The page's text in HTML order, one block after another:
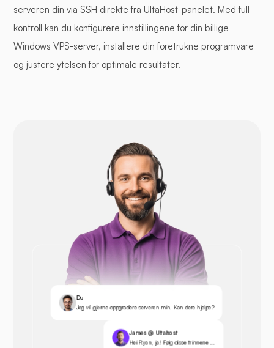
serveren din via SSH direkte fra UltaHost-panelet. Med full
kontroll kan du konfigurere innstillingene for din billige
Windows VPS-server, installere din foretrukne programvare
og justere ytelsen for optimale resultater.
Du
Jeg vil gjerne oppgradere serveren min. Kan dere hjelpe?
James @ Ultahost
Hei Ryan, ja! Følg disse trinnene ...